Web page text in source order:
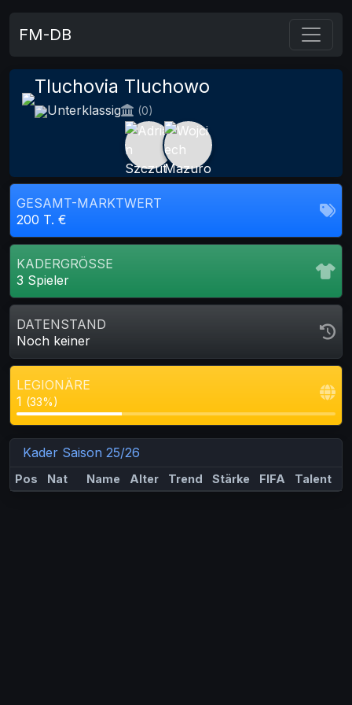
FM-DB
Tluchovia Tluchowo
Unterklassig (0)
GESAMT-MARKTWERT
200 T. €
KADERGRÖSSE
3 Spieler
DATENSTAND
Noch keiner
LEGIONÄRE
1 (33%)
Kader Saison 25/26
Pos Nat Name Alter Trend Stärke FIFA Talent